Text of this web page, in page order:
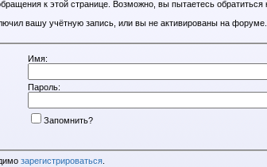
к этой странице. Возможно, вы пытаетесь
вашу учётную запись, или вы не активированы на форуме.
Имя:
Пароль:
Запомнить?
зарегистрироваться